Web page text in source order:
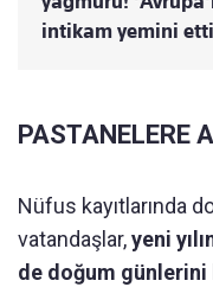
intikam yemini etti
PASTANELERE
Nüfus kayıtlarında
vatandaşlar,yeni
de doğum